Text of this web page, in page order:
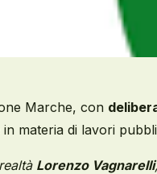
Marche, con
in materia di lavori
Lorenzo Vagnarelli